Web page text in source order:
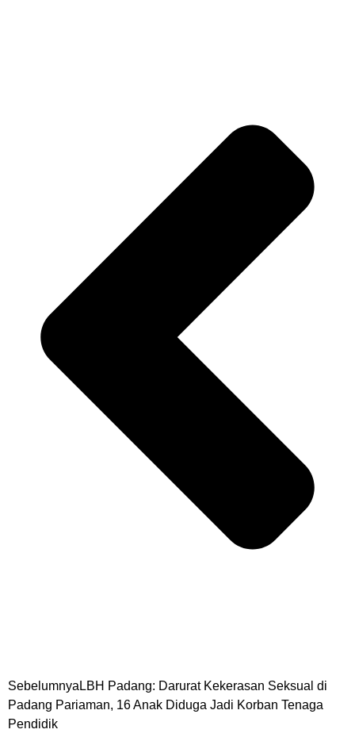
Sebelumnya LBH Padang: Darurat Kekerasan Seksual di
Padang Pariaman, 16 Anak Diduga Jadi Korban Tenaga
Pendidik